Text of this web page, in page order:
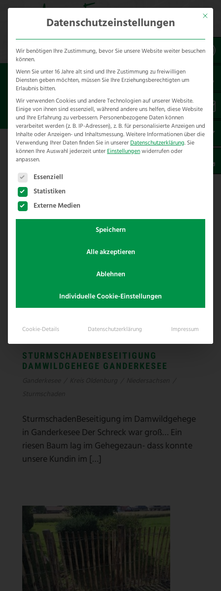
Sie sind hier:Referenzen
unsere Referenzen
nach Städten
ZAUNBAU IN GANDERKESEE
Hier finden Sie unsere Zaunbau
Referenzen in Ganderkesee – im
Landkreis Oldenburg
STURMSCHADENBESEITIGUNG
DAMWILDGEHEGE GANDERKESEE
SturmschadenBeseitigung im Damwildgehege
in Ganderkesee Der Schreck war groß… Ein
riesen Baum lag im Gehegezaun- dass konnte
unsere Kundin im […]
Mit
Datenschutzeinstellungen
Wir benötigen Ihre Zustimmung, bevor Sie unsere Website weiter besuchen
können.
Wenn Sie unter 16 Jahre alt sind und Ihre Zustimmung zu freiwilligen
Diensten geben möchten, müssen Sie Ihre Erziehungsberechtigten um
Erlaubnis bitten.
Wir verwenden Cookies und andere Technologien auf unserer Website.
Einige von ihnen sind essenziell, während andere uns helfen, diese Website
und Ihre Erfahrung zu verbessern. Personenbezogene Daten können
verarbeitet werden (z. B. IP-Adressen), z. B. für personalisierte Anzeigen und
Inhalte oder Anzeigen- und Inhaltsmessung.Weitere Informationen über die
Verwendung Ihrer Daten finden Sie in unsererDatenschutzerklärung. Sie
können Ihre Auswahl jederzeit unterEinstellungenwiderrufen oder
anpassen.
Es folgt eine Liste der Service-Gruppen, für die eine
Essenziell
Statistiken
Externe Medien
Speichern
Alle akzeptieren
Ablehnen
Individuelle Cookie-Einstellungen
Cookie-Details Datenschutzerklärung Impressum